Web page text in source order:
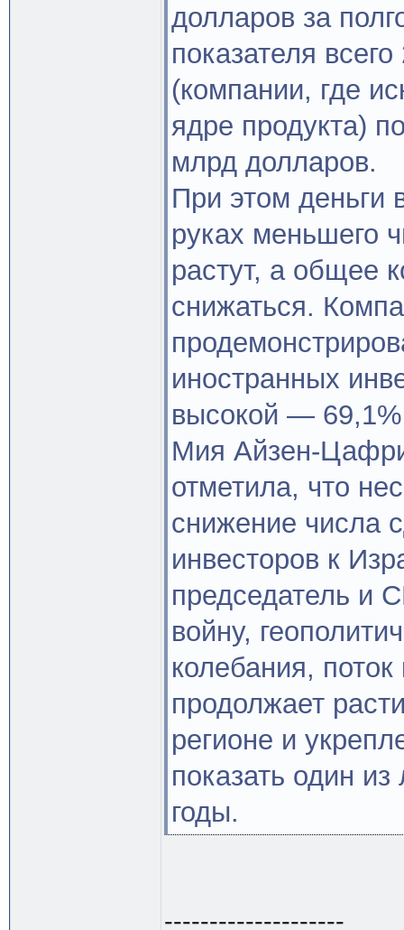
долларов за
показателя
(компании, где
ядре продукта)
млрд долларов.
При этом деньги
руках меньшего
растут, а общее
снижаться.
иностранных
высокой —
Мия Айзен-
отметила, что
снижение числа
инвесторов к
председатель и
войну,
колебания,
продолжает
регионе и
показать один
годы.
--------------------